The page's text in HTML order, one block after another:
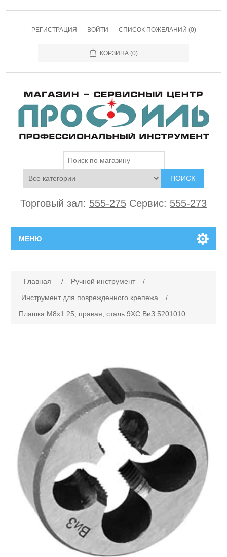
РЕГИСТРАЦИЯ ВОЙТИ СПИСОК ПОЖЕЛАНИЙ (0)
КОРЗИНА (0)
ПОИСК
Торговый зал: 555-275 Сервис: 555-273
МЕНЮ
Электроинструмент
Сервисный центр
Ремонт инструмента марки Makita
Ремонт инструмента марки Champion
Ремонт инструмента марки DCK
Ремонт инструмента марки Elitech
Сервисный центр JET
Сервисный центр Кратон
Производители
Сервисы
Новости
FAQ
Контакты
Главная / Ручной инструмент
/
Инструмент для поврежденного крепежа
/
Плашка М8х1.25, правая, сталь 9ХС ВиЗ 5201010